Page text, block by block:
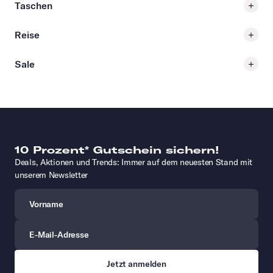
Taschen
Reise
Sale
10 Prozent* Gutschein sichern!
Deals, Aktionen und Trends: Immer auf dem neuesten Stand mit
unserem Newsletter